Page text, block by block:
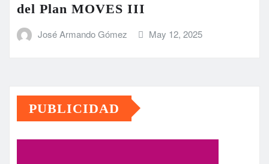
del Plan MOVES III
José Armando Gómez May 12, 2025
PUBLICIDAD